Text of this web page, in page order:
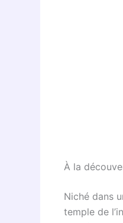
À la
Niché dans
temple de